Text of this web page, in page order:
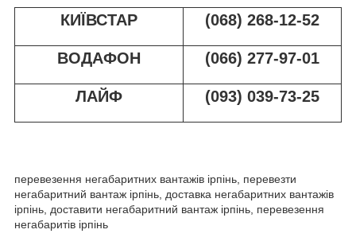
КИЇВСТАР
(068) 268-12-52
ВОДАФОН (066) 277-97-01
ЛАЙФ (093) 039-73-25
перевезення негабаритних вантажів ірпінь, перевезти
негабаритний вантаж ірпінь, доставка негабаритних вантажів
ірпінь, доставити негабаритний вантаж ірпінь, перевезення
негабаритів ірпінь